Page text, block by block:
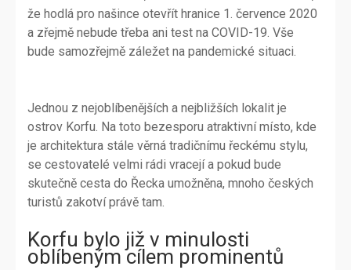
že hodlá pro našince otevřít hranice 1. července 2020
a zřejmě nebude třeba ani test na COVID-19. Vše
bude samozřejmě záležet na pandemické situaci.
Jednou z nejoblíbenějších a nejbližších lokalit je
ostrov Korfu. Na toto bezesporu atraktivní místo, kde
je architektura stále věrná tradičnímu řeckému stylu,
se cestovatelé velmi rádi vracejí a pokud bude
skutečně cesta do Řecka umožněna, mnoho českých
turistů zakotví právě tam.
Korfu bylo již v minulosti
oblíbeným cílem prominentů